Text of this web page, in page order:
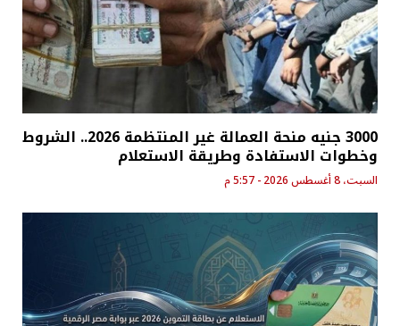
3000 جنيه منحة العمالة غير المنتظمة 2026.. الشروط
وخطوات الاستفادة وطريقة الاستعلام
السبت، 8 أغسطس 2026 - 5:57 م